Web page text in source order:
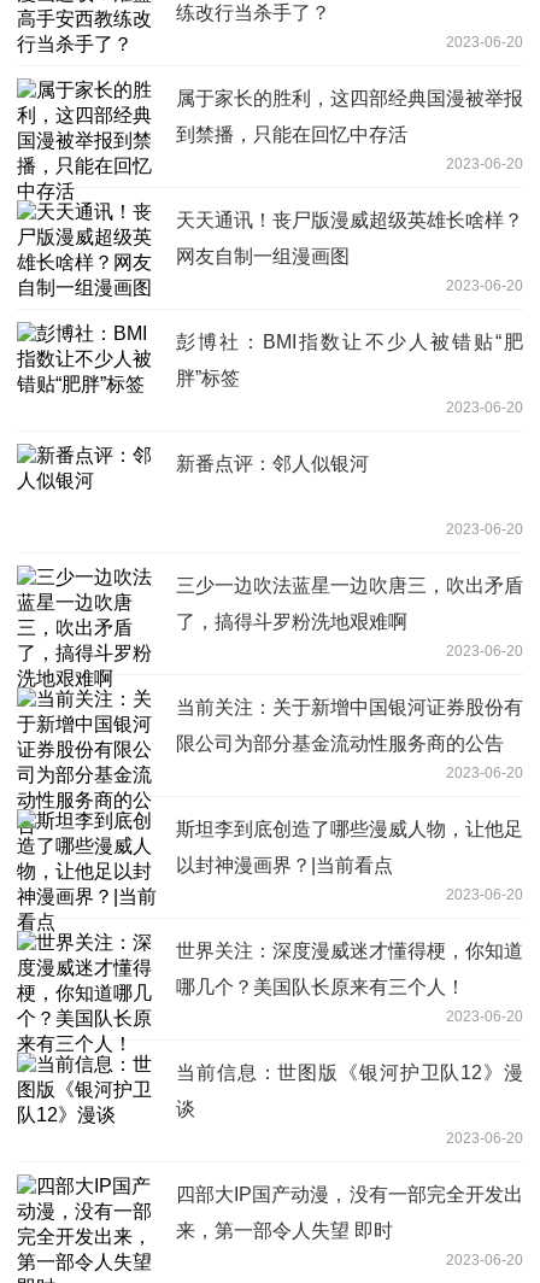
练改行当杀手了？
2023-06-20
属于家长的胜利，这四部经典国漫被举报
到禁播，只能在回忆中存活
2023-06-20
天天通讯！丧尸版漫威超级英雄长啥样？
网友自制一组漫画图
2023-06-20
彭博社：BMI指数让不少人被错贴“肥
胖”标签
2023-06-20
新番点评：邻人似银河
2023-06-20
三少一边吹法蓝星一边吹唐三，吹出矛盾
了，搞得斗罗粉洗地艰难啊
2023-06-20
当前关注：关于新增中国银河证券股份有
限公司为部分基金流动性服务商的公告
2023-06-20
斯坦李到底创造了哪些漫威人物，让他足
以封神漫画界？|当前看点
2023-06-20
世界关注：深度漫威迷才懂得梗，你知道
哪几个？美国队长原来有三个人！
2023-06-20
当前信息：世图版《银河护卫队12》漫
谈
2023-06-20
四部大IP国产动漫，没有一部完全开发出
来，第一部令人失望 即时
2023-06-20